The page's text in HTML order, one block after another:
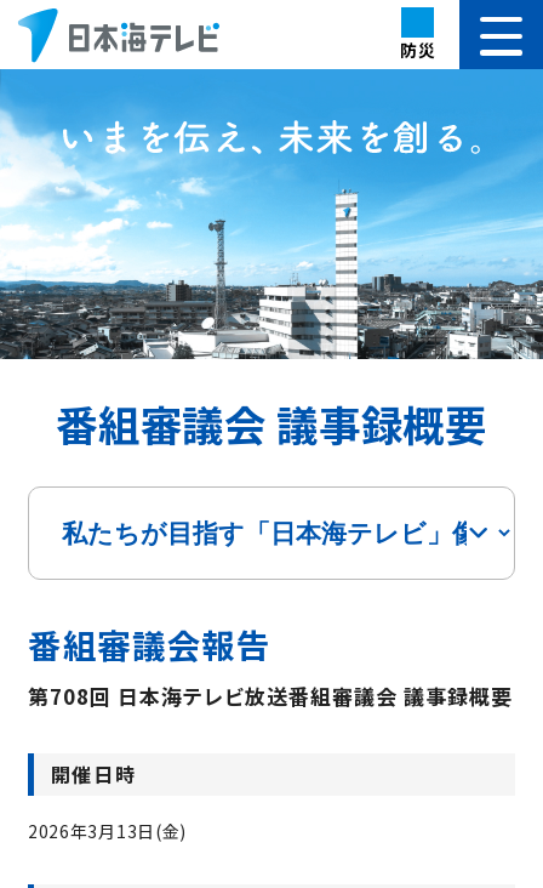
防災
番組審議会 議事録概要
番組審議会報告
第708回 日本海テレビ放送番組審議会 議事録概要
開催日時
2026年3月13日(金)